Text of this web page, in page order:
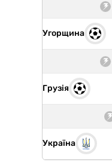
Угорщина
Грузія
Україна